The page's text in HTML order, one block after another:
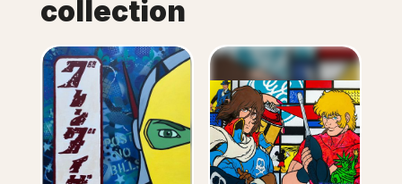
collection